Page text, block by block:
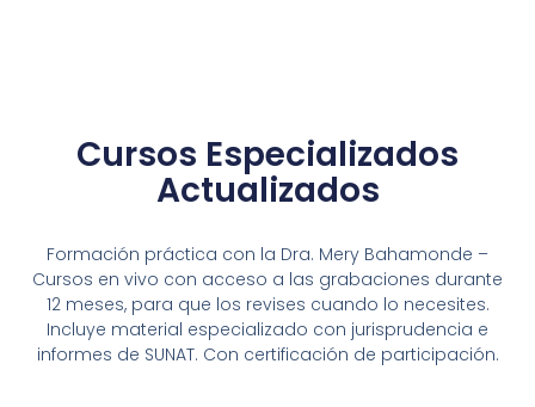
Cursos Especializados
Actualizados
Formación práctica con la Dra. Mery Bahamonde –
Cursos en vivo con acceso a las grabaciones durante
12 meses, para que los revises cuando lo necesites.
Incluye material especializado con jurisprudencia e
informes de SUNAT. Con certificación de participación.